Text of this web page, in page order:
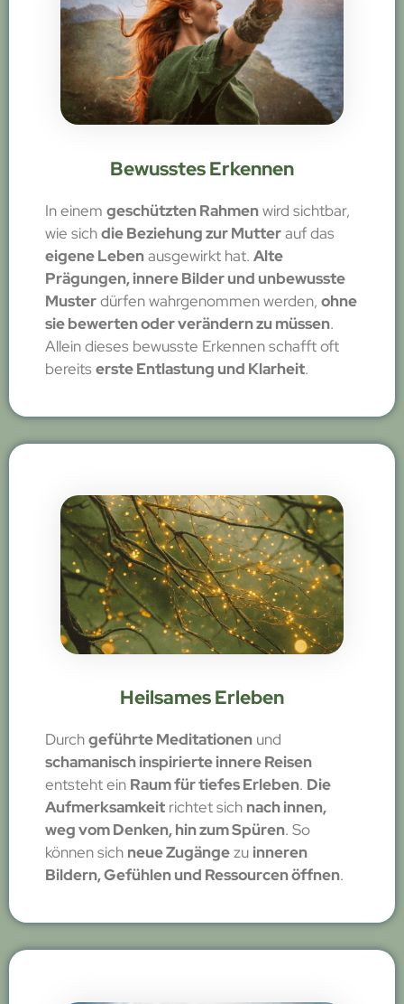
Bewusstes Erkennen
In einem geschützten Rahmenwird sichtbar,
wie sichdie Beziehung zur Mutterauf das
eigene Lebenausgewirkt hat. Alte
Prägungen, innere Bilder und unbewusste
Musterdürfen wahrgenommen werden, ohne
sie bewerten oder verändern zu müssen.
Allein dieses bewusste Erkennen schafft oft
bereitserste Entlastung und Klarheit.
Heilsames Erleben
Durchgeführte Meditationen und
schamanisch inspirierte innere Reisen
entsteht ein Raum für tiefes Erleben. Die
Aufmerksamkeit richtet sich nach innen,
weg vom Denken, hin zum Spüren. So
können sich neue Zugängezu inneren
Bildern, Gefühlen und Ressourcen öffnen.